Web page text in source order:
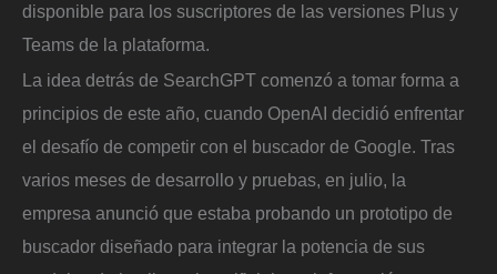
disponible para los suscriptores de las versiones Plus y
Teams de la plataforma.
La idea detrás de SearchGPT comenzó a tomar forma a
principios de este año, cuando OpenAI decidió enfrentar
el desafío de competir con el buscador de Google. Tras
varios meses de desarrollo y pruebas, en julio, la
empresa anunció que estaba probando un prototipo de
buscador diseñado para integrar la potencia de sus